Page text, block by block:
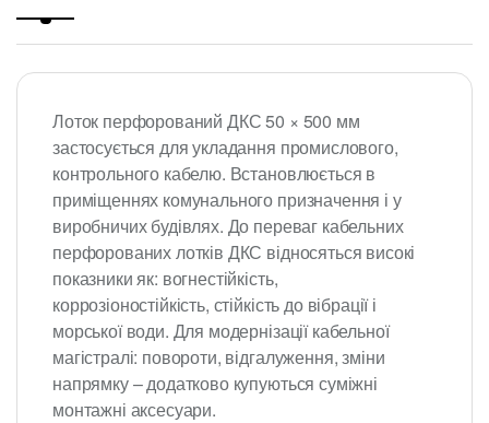
Лоток перфорований ДКС 50 × 500 мм
застосується для укладання промислового,
контрольного кабелю. Встановлюється в
приміщеннях комунального призначення і у
виробничих будівлях. До переваг кабельних
перфорованих лотків ДКС відносяться високі
показники як: вогнестійкість,
коррозіоностійкість, стійкість до вібрації і
морської води. Для модернізації кабельної
магістралі: повороти, відгалуження, зміни
напрямку – додатково купуються суміжні
монтажні аксесуари.